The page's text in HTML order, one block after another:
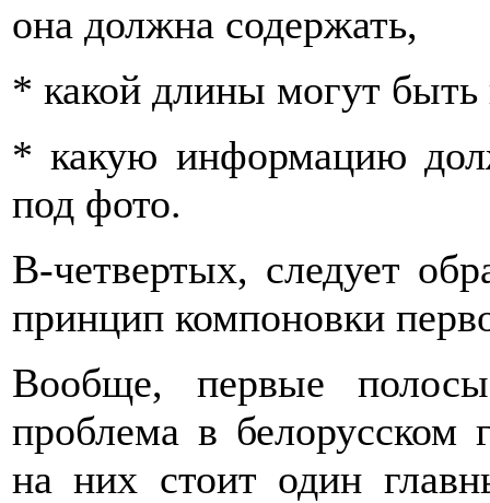
она должна содержать,
* какой длины могут быть
* какую информацию
под фото.
В-четвертых, следует
принцип компоновки
Вообще, первые
проблема в белорусском
на них стоит один